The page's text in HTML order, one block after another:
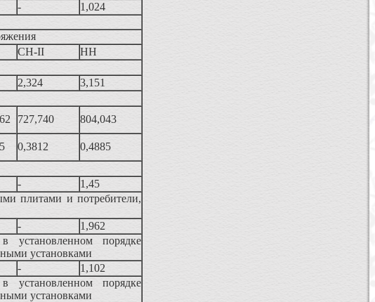
-
1,024
СН-II
НН
2,324
3,151
727,740 804,043
0,3812
0,4885
-
1,45
плитами и потребители,
-
1,962
установленном порядке
установками
-
1,102
установленном порядке
установками